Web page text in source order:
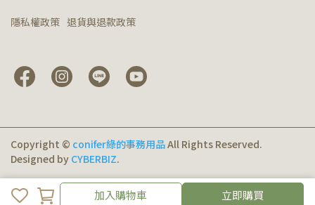
加入購物車
加入購物車 立即購買
隱私權政策 退貨與退款政策
Copyright © conifer綠的事務用品All Rights Reserved.
Designed by CYBERBIZ.